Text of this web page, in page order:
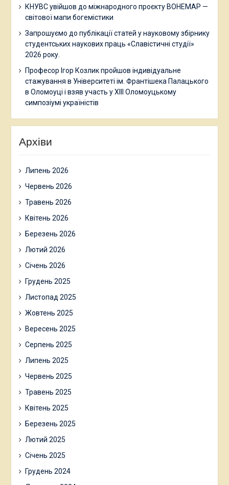
КНУВС увійшов до міжнародного проєкту BOHEMAP —
світової мапи богемістики
Запрошуємо до публікації статей у науковому збірнику
студентських наукових праць «Славістичні студії»
2026 року.
Професор Ігор Козлик пройшов індивідуальне
стажування в Університеті ім. Франтішека Палацького
в Оломоуці і взяв участь у ХІІІ Оломоуцькому
симпозіумі україністів
Архіви
Липень 2026
Червень 2026
Травень 2026
Квітень 2026
Березень 2026
Лютий 2026
Січень 2026
Грудень 2025
Листопад 2025
Жовтень 2025
Вересень 2025
Серпень 2025
Липень 2025
Червень 2025
Травень 2025
Квітень 2025
Березень 2025
Лютий 2025
Січень 2025
Грудень 2024